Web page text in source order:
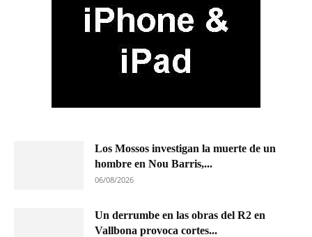
Los Mossos investigan la muerte de un
hombre en Nou Barris,...
06/08/2026
Un derrumbe en las obras del R2 en
Vallbona provoca cortes...